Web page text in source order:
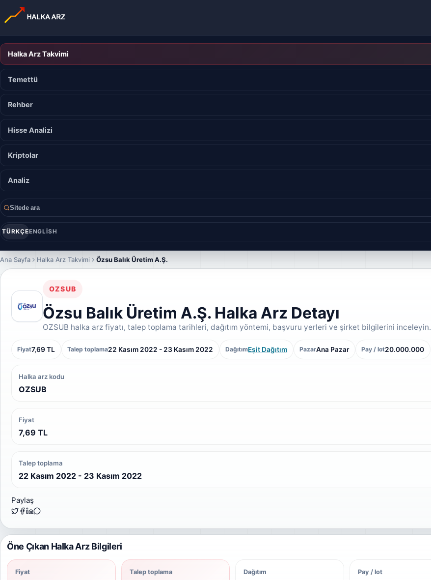
Halka Arz Takvimi
Temettü
Rehber
Hisse Analizi
Kriptolar
Analiz
Sitede ara
TÜRKÇEENGLISH
Ana Sayfa Halka Arz Takvimi Özsu Balık Üretim A.Ş.
OZSUB
Özsu Balık Üretim A.Ş. Halka Arz Detayı
OZSUB halka arz fiyatı, talep toplama tarihleri, dağıtım yöntemi, başvuru yerleri ve şirket bilgilerini inceleyin.
Fiyat7,69 TL Talep toplama22 Kasım 2022 - 23 Kasım 2022 DağıtımEşit Dağıtım PazarAna Pazar Pay / lot20.000.000
Halka arz kodu
OZSUB
Fiyat
7,69 TL
Talep toplama
22 Kasım 2022 - 23 Kasım 2022
Paylaş
Öne Çıkan Halka Arz Bilgileri
Fiyat Talep toplama Dağıtım Pay / lot